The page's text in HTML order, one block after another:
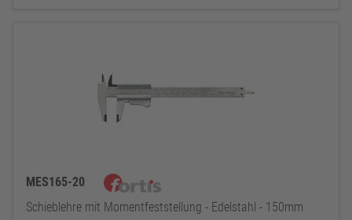
MES165-20
Schieblehre mit Momentfeststellung - Edelstahl - 150mm